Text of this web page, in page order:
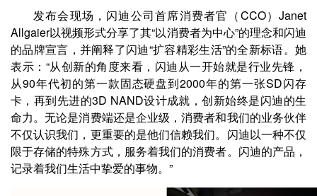
发布会现场，闪迪公司首席消费者官（CCO）Janet
Allgaier以视频形式分享了其“以消费者为中心”的理念和闪迪
的品牌宣言，并阐释了闪迪“扩容精彩生活”的全新标语。她
表示：“从创新的角度来看，闪迪从一开始就是行业先锋，
从90年代初的第一款固态硬盘到2000年的第一张SD闪存
卡，再到先进的3D NAND设计成就，创新始终是闪迪的生
命力。无论是消费端还是企业级，消费者和我们的业务伙伴
不仅认识我们，更重要的是他们信赖我们。闪迪以一种不仅
限于存储的特殊方式，服务着我们的消费者。闪迪的产品，
记录着我们生活中挚爱的事物。”